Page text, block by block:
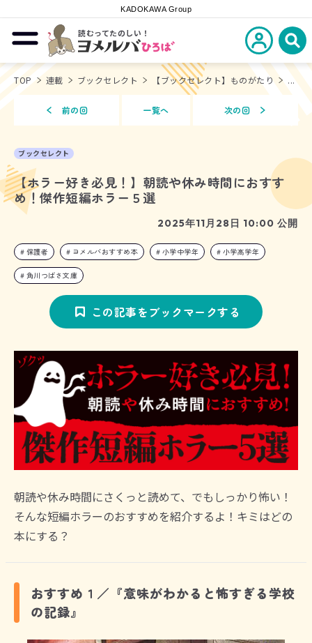
KADOKAWA Group
メニューを開閉する
読むってたのしい！
ヨメルバひろば
新規会員登
検
TOP 連載 ブックセレクト 【ブックセレクト】ものがたり ...
前の回 一覧へ 次の回
ブックセレクト
【ホラー好き必見！】朝読や休み時間におすす
め！傑作短編ホラー５選
2025年11月28日 10:00 公開
保護者 ヨメルバおすすめ本 小学中学年 小学高学年
角川つばさ文庫
この記事をブックマークする
朝読や休み時間にさくっと読めて、でもしっかり怖い！
そんな短編ホラーのおすすめを紹介するよ！キミはどの
本にする？
おすすめ１／『意味がわかると怖すぎる学校
の記録』